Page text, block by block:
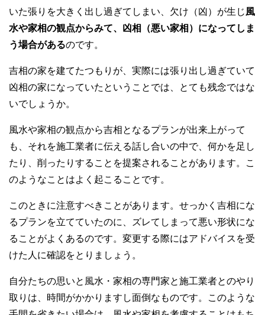
いた張りを大きく出し過ぎてしまい、欠け（凶）が生じ風
水や家相の観点からみて、凶相（悪い家相）になってしま
う場合があるのです。
吉相の家を建てたつもりが、実際には張り出し過ぎていて
凶相の家になっていたということでは、とても残念ではな
いでしょうか。
風水や家相の観点から吉相となるプランが出来上がって
も、それを施工業者に伝える話し合いの中で、何かを足し
たり、削ったりすることを提案されることがあります。こ
のようなことはよく起こることです。
このときに注意すべきことがあります。せっかく吉相にな
るプランを立てていたのに、ズレてしまって悪い形状にな
ることがよくあるのです。変更する際にはアドバイスを受
けた人に確認をとりましょう。
自分たちの思いと風水・家相の専門家と施工業者とのやり
取りは、時間がかかりますし面倒なものです。このような